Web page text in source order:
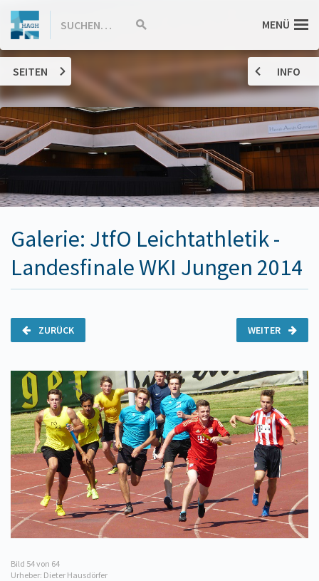
INHALT
Hannah-
Arendt-
Gymnasium
Haßloch
SUCHEN…
Suche
MENÜ
SEITEN
Galerie: JtfO Leichtathletik -
Landesfinale WKI Jungen 2014
WEITER
ZURÜCK
Bild 54von 64
Urheber: Dieter Hausdörfer
INFO